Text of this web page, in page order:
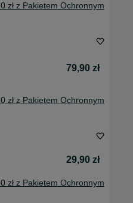
zł z Pakietem Ochronnym
79,90 zł
zł z Pakietem Ochronnym
29,90 zł
zł z Pakietem Ochronnym